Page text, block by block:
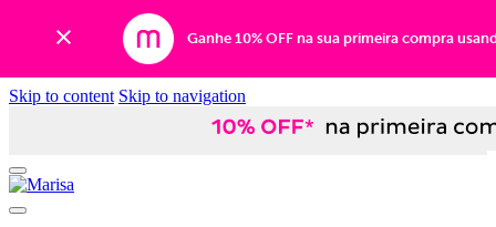
Ganhe 10% OFF na sua primeira compra
Skip to content Skip to navigation